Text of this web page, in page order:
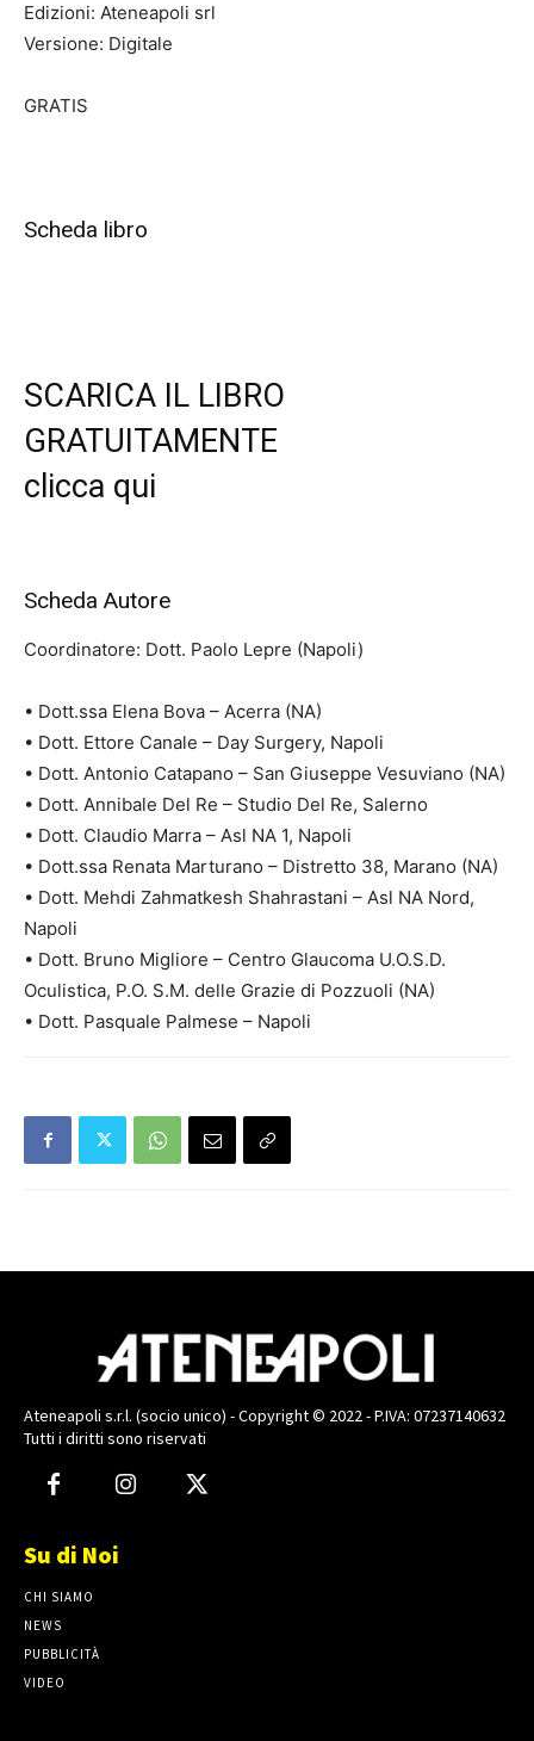
Edizioni: Ateneapoli srl
Versione: Digitale
GRATIS
Scheda libro
SCARICA IL LIBRO
GRATUITAMENTE
clicca qui
Scheda Autore
Coordinatore: Dott. Paolo Lepre (Napoli)
• Dott.ssa Elena Bova – Acerra (NA)
• Dott. Ettore Canale – Day Surgery, Napoli
• Dott. Antonio Catapano – San Giuseppe Vesuviano (NA)
• Dott. Annibale Del Re – Studio Del Re, Salerno
• Dott. Claudio Marra – Asl NA 1, Napoli
• Dott.ssa Renata Marturano – Distretto 38, Marano (NA)
• Dott. Mehdi Zahmatkesh Shahrastani – Asl NA Nord,
Napoli
• Dott. Bruno Migliore – Centro Glaucoma U.O.S.D.
Oculistica, P.O. S.M. delle Grazie di Pozzuoli (NA)
• Dott. Pasquale Palmese – Napoli
Ateneapoli s.r.l. (socio unico) - Copyright © 2022 - P.IVA: 07237140632
Tutti i diritti sono riservati
Su di Noi
CHI SIAMO
NEWS
PUBBLICITÀ
VIDEO